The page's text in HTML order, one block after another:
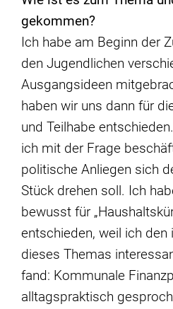
gekommen?
Ich habe am Beginn der
den Jugendlichen
Ausgangsideen
haben wir uns dann für
und Teilhabe
ich mit der Frage
politische Anliegen sich
Stück drehen soll. Ich
bewusst für
entschieden, weil ich den
dieses Themas
fand: Kommunale
alltagspraktisch